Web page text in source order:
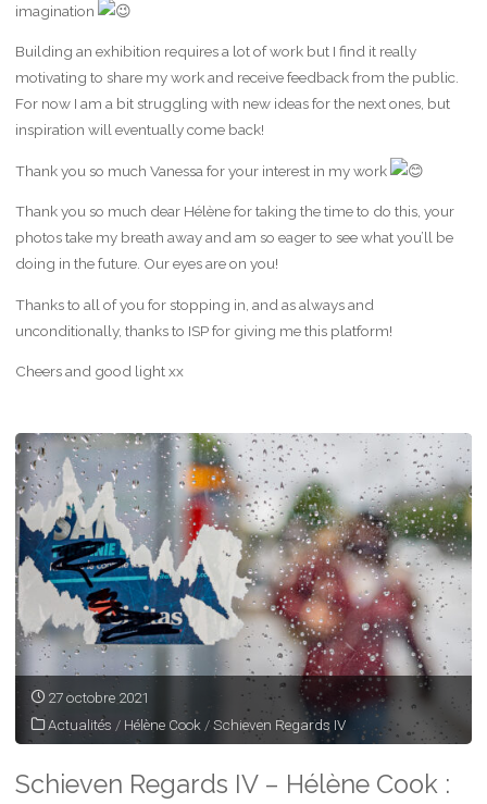
imagination
Building an exhibition requires a lot of work but I find it really
motivating to share my work and receive feedback from the public.
For now I am a bit struggling with new ideas for the next ones, but
inspiration will eventually come back!
Thank you so much Vanessa for your interest in my work
Thank you so much dear Hélène for taking the time to do this, your
photos take my breath away and am so eager to see what you’ll be
doing in the future. Our eyes are on you!
Thanks to all of you for stopping in, and as always and
unconditionally, thanks to ISP for giving me this platform!
Cheers and good light xx
27 octobre 2021
Actualités / Hélène Cook / Schieven Regards IV
Schieven Regards IV – Hélène Cook :